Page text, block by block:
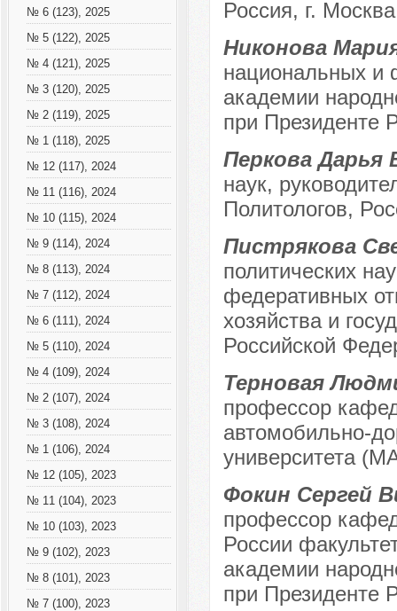
№ 6 (123), 2025
№ 5 (122), 2025
№ 4 (121), 2025
№ 3 (120), 2025
№ 2 (119), 2025
№ 1 (118), 2025
№ 12 (117), 2024
№ 11 (116), 2024
№ 10 (115), 2024
№ 9 (114), 2024
№ 8 (113), 2024
№ 7 (112), 2024
№ 6 (111), 2024
№ 5 (110), 2024
№ 4 (109), 2024
№ 2 (107), 2024
№ 3 (108), 2024
№ 1 (106), 2024
№ 12 (105), 2023
№ 11 (104), 2023
№ 10 (103), 2023
№ 9 (102), 2023
№ 8 (101), 2023
№ 7 (100), 2023
Россия, г.
Никонова
национальных и
академии
при Президенте
Перкова Дарья
наук,
Политологов,
Пистрякова
политических
федеративных
хозяйства и
Российской
Терновая
профессор
автомобильно-
университета
Фокин Сергей
профессор
России
академии
при Президенте